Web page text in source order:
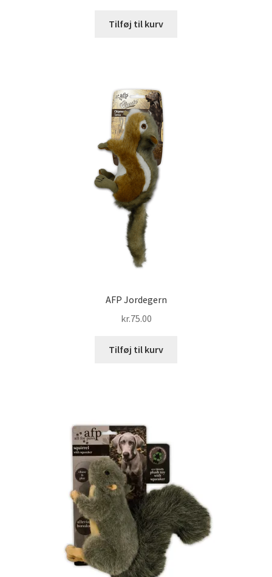
Tilføj til kurv
AFP Jordegern
kr.75.00
Tilføj til kurv